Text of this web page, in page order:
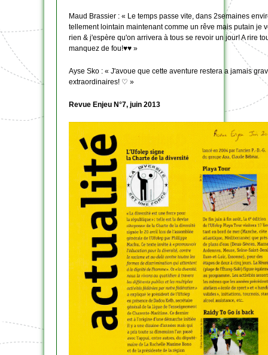
Maud Brassier : « Le temps passe vite, dans 2semaines
tellement lointain maintenant comme un rêve mais putain je
rien & j'espère qu'on arrivera à tous se revoir un jour! A rire
manquez de fou!♥♥ »
Ayse Sko : « J'avoue que cette aventure restera a jamais
extraordinaires! ♡ »
Revue Enjeu N°7, juin 2013